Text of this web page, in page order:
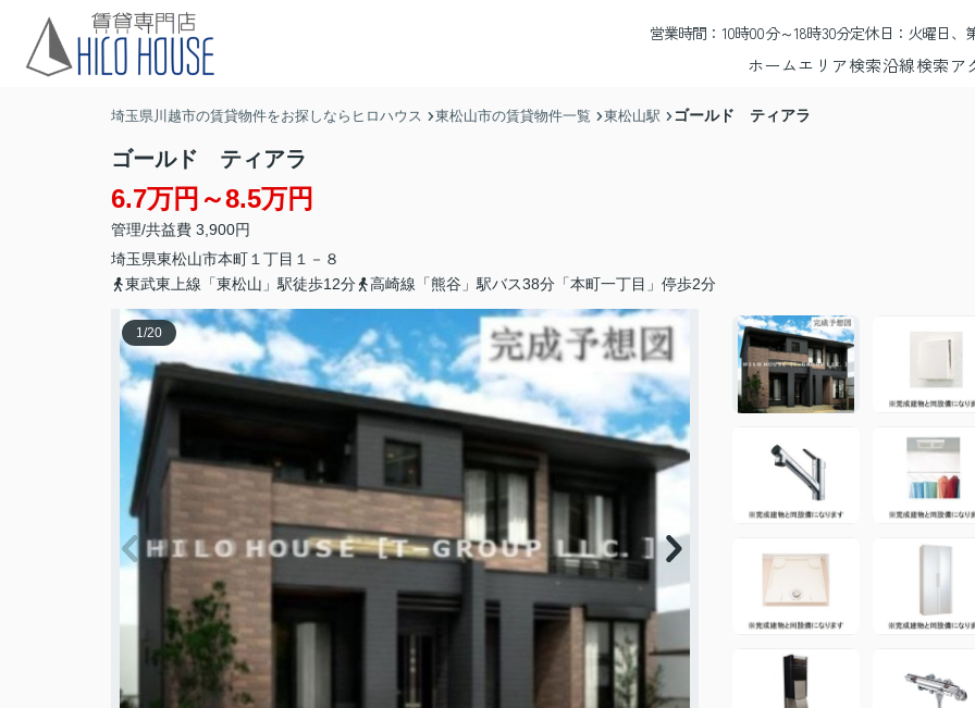
営業時間：10時00分～18時30分定休日：火曜日、
ホームエリア検索沿線検索ア
埼玉県川越市の賃貸物件をお探しならヒロハウス 東松山市の賃貸物件一覧 東松山駅 ゴールド ティアラ
ゴールド ティアラ
6.7万円～8.5万円
管理/共益費 3,900円
埼玉県東松山市本町 １丁目１－８
東武東上線「東松山」駅徒歩12分
高崎線「熊谷」駅バス38分「本町一丁目」停歩2分
1/20